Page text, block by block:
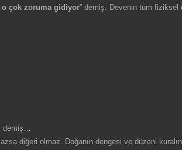
o çok zoruma gidiyor” demiş. Devenin tüm fiziksel
demiş…
diğeri olmaz. Doğanın dengesi ve düzeni